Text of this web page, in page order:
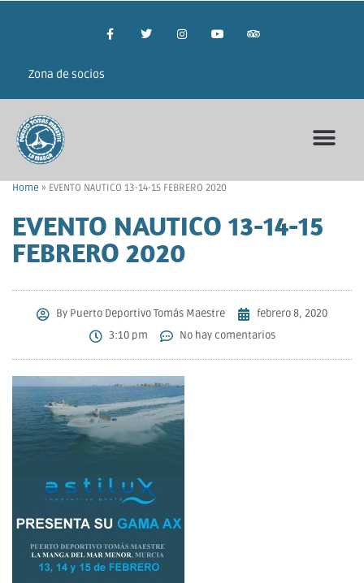
Zona de socios
Home » EVENTO NAUTICO 13-14-15 FEBRERO 2020
EVENTO NAUTICO 13-14-15
FEBRERO 2020
By Puerto Deportivo Tomás Maestre
febrero 8, 2020
3:10 pm
No hay comentarios